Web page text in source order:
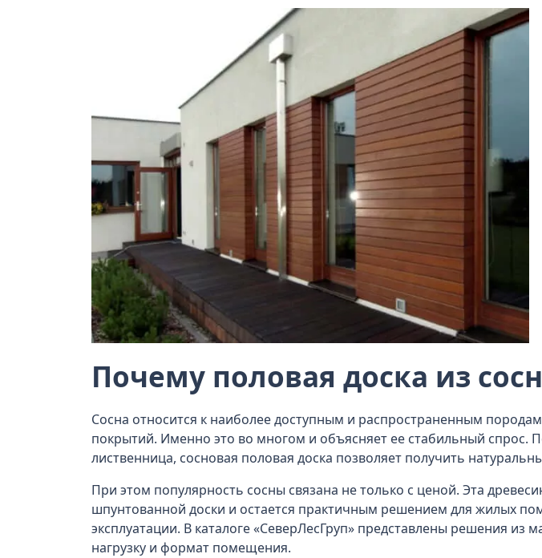
Почему половая доска из
Сосна относится к наиболее доступным и распространенным
покрытий. Именно это во многом и объясняет ее стабильный спрос.
лиственница, сосновая половая доска позволяет получить
При этом популярность сосны связана не только с ценой. Эта
шпунтованной доски и остается практичным решением для жилых
эксплуатации. В каталоге «СеверЛесГруп» представлены решения из
нагрузку и формат помещения.